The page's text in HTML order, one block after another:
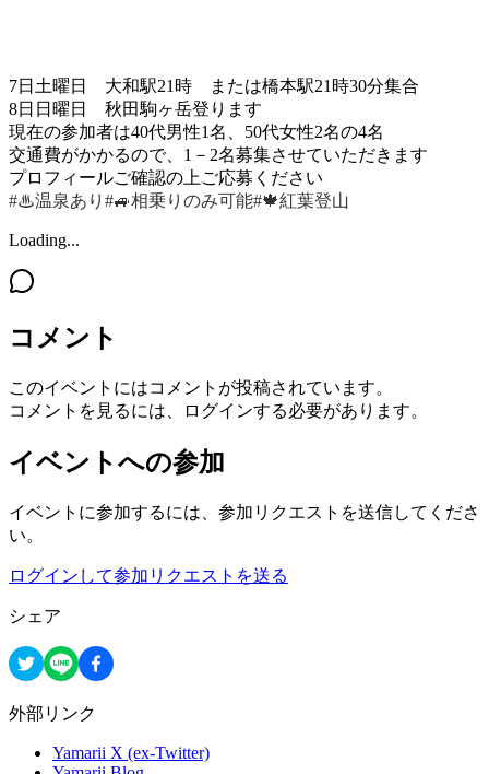
7日土曜日 大和駅21時 または橋本駅21時30分集合
8日日曜日 秋田駒ヶ岳登ります
現在の参加者は40代男性1名、50代女性2名の4名
交通費がかかるので、1－2名募集させていただきます
プロフィールご確認の上ご応募ください
#♨温泉あり #🚙相乗りのみ可能#🍁紅葉登山
Loading...
コメント
このイベントにはコメントが投稿されています。
コメントを見るには、ログインする必要があります。
イベントへの参加
イベントに参加するには、参加リクエストを送信してくださ
い。
ログインして参加リクエストを送る
シェア
外部リンク
Yamarii X (ex-Twitter)